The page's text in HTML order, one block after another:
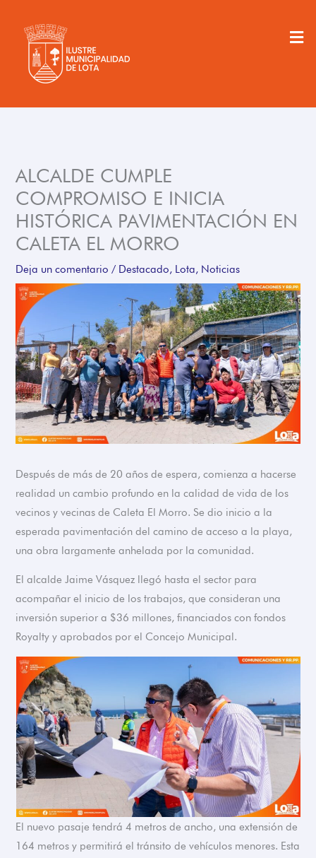
contenido
ALCALDE CUMPLE
COMPROMISO E INICIA
HISTÓRICA PAVIMENTACIÓN EN
CALETA EL MORRO
Deja un comentario / Destacado, Lota, Noticias
Después de más de 20 años de espera, comienza a hacerse
realidad un cambio profundo en la calidad de vida de los
vecinos y vecinas de Caleta El Morro. Se dio inicio a la
esperada pavimentación del camino de acceso a la playa,
una obra largamente anhelada por la comunidad.
El alcalde Jaime Vásquez llegó hasta el sector para
acompañar el inicio de los trabajos, que consideran una
inversión superior a $36 millones, financiados con fondos
Royalty y aprobados por el Concejo Municipal.
El nuevo pasaje tendrá 4 metros de ancho, una extensión de
164 metros y permitirá el tránsito de vehículos menores. Esta